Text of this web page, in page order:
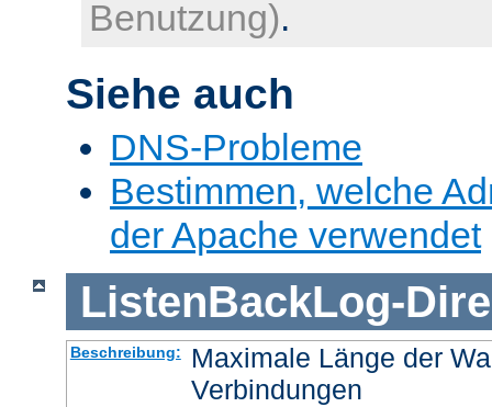
Benutzung).
Siehe auch
DNS-Probleme
Bestimmen, welche
der Apache verwendet
ListenBackLog-
Beschreibung:
Maximale Länge der
Verbindungen